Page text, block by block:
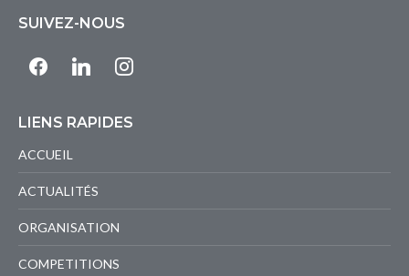
SUIVEZ-NOUS
facebooklinkedin instagram
LIENS RAPIDES
ACCUEIL
ACTUALITÉS
ORGANISATION
COMPETITIONS